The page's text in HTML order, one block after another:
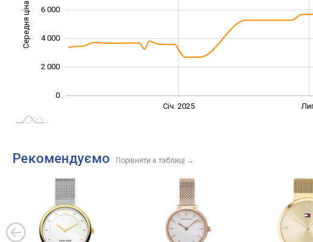
Середня ціна
0
2 000
4 000
6 000
Січ. 2025
Рекомендуємо Порівняти в таблиці →